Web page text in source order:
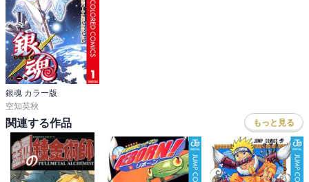
銀魂 カラー版
空知英秋
関連する作品 もっと見る